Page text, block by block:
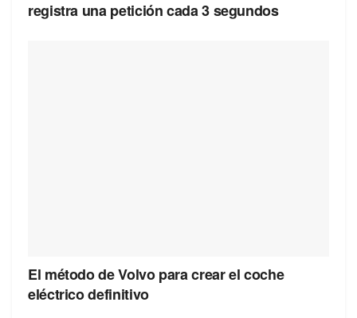
registra una petición cada 3 segundos
El método de Volvo para crear el coche
eléctrico definitivo